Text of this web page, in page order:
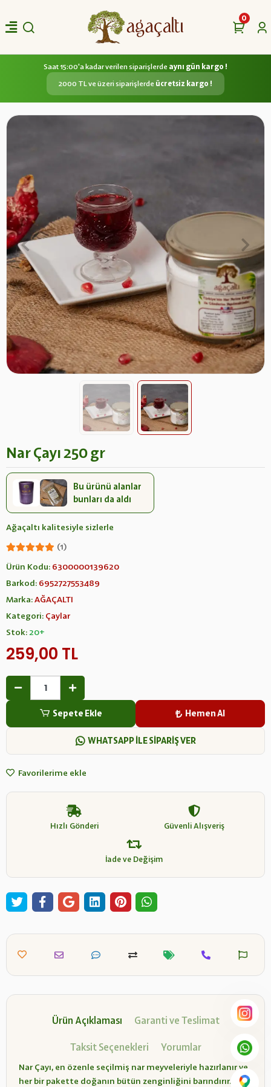
0
Saat 15:00'a kadar verilen siparişlerde aynı gün kargo !
2000 TL ve üzeri siparişlerde ücretsiz kargo !
Nar Çayı 250 gr
Bu ürünü alanlar
bunları da aldı
Ağaçaltı kalitesiyle sizlerle
(1)
Ürün Kodu: 6300000139620
Barkod: 6952727553489
Marka:AĞAÇALTI
Kategori: Çaylar
Stok:20+
259,00 TL
Sepete Ekle Hemen Al
WHATSAPP İLE SİPARİŞ VER
Favorilerime ekle
Hızlı Gönderi Güvenli Alışveriş
İade ve Değişim
Ürün Açıklaması Garanti ve Teslimat
Taksit Seçenekleri Yorumlar
Nar Çayı, en özenle seçilmiş nar meyveleriyle hazırlanır ve
her bir pakette doğanın bütün zenginliğini barındırır.